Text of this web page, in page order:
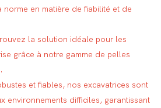
norme en matière de fiabilité et de
la solution idéale pour les
grâce à notre gamme de pelles
et fiables, nos excavatrices sont
environnements difficiles, garantissant